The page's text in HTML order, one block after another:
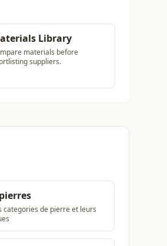
Library
materials before
suppliers.
categories de pierre et leurs